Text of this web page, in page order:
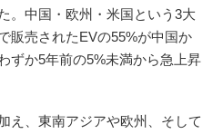
。中国・欧州・米国という3大
販売されたEVの55%が中国か
ずか5年前の5%未満から急上昇
え、東南アジアや欧州、そして